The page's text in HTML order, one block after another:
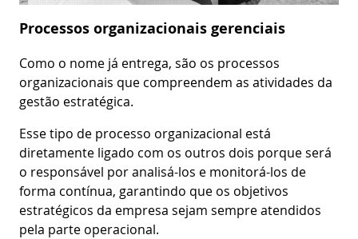
Processos organizacionais gerenciais
Como o nome já entrega, são os processos
organizacionais que compreendem as atividades da
gestão estratégica.
Esse tipo de processo organizacional está
diretamente ligado com os outros dois porque será
o responsável por analisá-los e monitorá-los de
forma contínua, garantindo que os objetivos
estratégicos da empresa sejam sempre atendidos
pela parte operacional.